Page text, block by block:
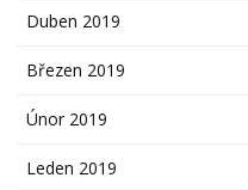
Duben 2019
Březen 2019
Únor 2019
Leden 2019